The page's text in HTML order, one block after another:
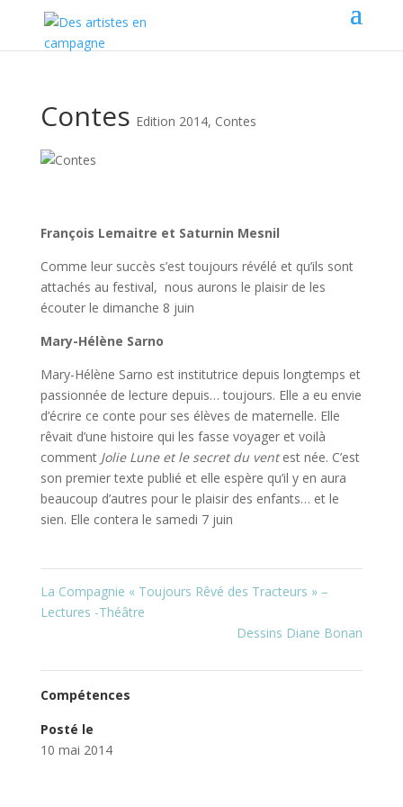
Contes Edition 2014, Contes
François Lemaitre et Saturnin Mesnil
Comme leur succès s’est toujours révélé et qu’ils sont
attachés au festival, nous aurons le plaisir de les
écouter le dimanche 8 juin
Mary-Hélène Sarno
Mary-Hélène Sarno est institutrice depuis longtemps et
passionnée de lecture depuis… toujours. Elle a eu envie
d’écrire ce conte pour ses élèves de maternelle. Elle
rêvait d’une histoire qui les fasse voyager et voilà
comment Jolie Lune et le secret du ventest née. C’est
son premier texte publié et elle espère qu’il y en aura
beaucoup d’autres pour le plaisir des enfants… et le
sien. Elle contera le samedi 7 juin
La Compagnie « Toujours Rêvé des Tracteurs » –
Lectures -Théâtre
Dessins Diane Bonan
Compétences
Posté le
10 mai 2014